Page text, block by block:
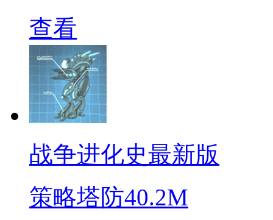
查看
战争进化史最新版
策略塔防40.2M